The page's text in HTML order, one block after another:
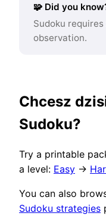
🧩 Did you
Sudoku
observation.
Chcesz
Sudoku?
Try a printable
a level: Easy →
You can also
Sudoku strategies